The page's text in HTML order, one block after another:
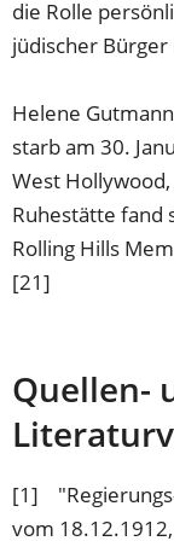
die Rolle
jüdischer
Helene
starb am 30.
West
Ruhestätte fand
Rolling Hills
[21]
Quellen-
[1]
vom